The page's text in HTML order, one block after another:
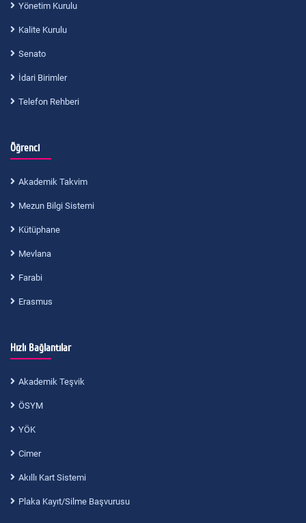
Yönetim Kurulu
Kalite Kurulu
Senato
İdari Birimler
Telefon Rehberi
Öğrenci
Akademik Takvim
Mezun Bilgi Sistemi
Kütüphane
Mevlana
Farabi
Erasmus
Hızlı Bağlantılar
Akademik Teşvik
ÖSYM
YÖK
Cimer
Akıllı Kart Sistemi
Plaka Kayıt/Silme Başvurusu